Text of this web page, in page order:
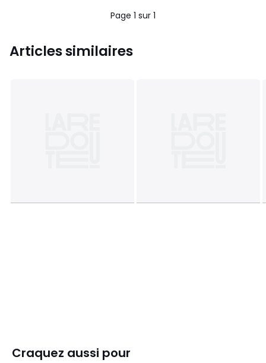
Page 1 sur 1
Articles similaires
Craquez aussi pour